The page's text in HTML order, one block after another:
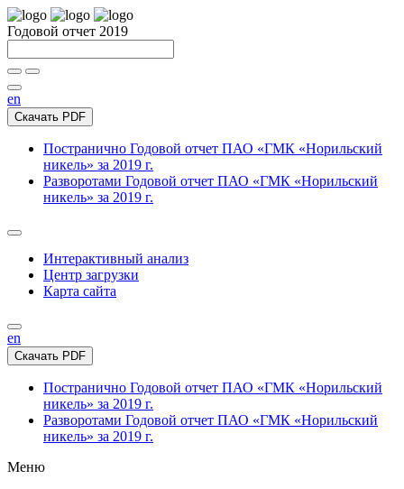
Годовой отчет 2019
en
Скачать PDF
Постранично Годовой отчет ПАО «ГМК «Норильский
никель» за 2019 г.
Разворотами Годовой отчет ПАО «ГМК «Норильский
никель» за 2019 г.
Интерактивный анализ
Центр загрузки
Карта сайта
en
Скачать PDF
Постранично Годовой отчет ПАО «ГМК «Норильский
никель» за 2019 г.
Разворотами Годовой отчет ПАО «ГМК «Норильский
никель» за 2019 г.
Меню